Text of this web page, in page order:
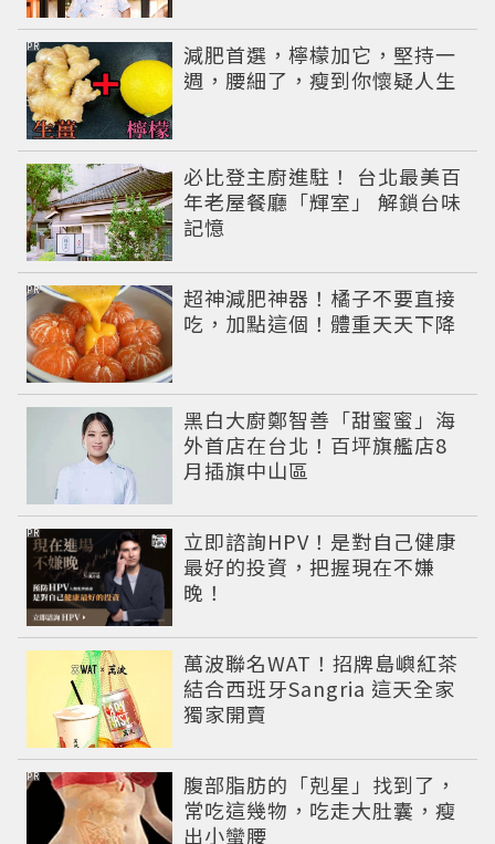
減肥首選，檸檬加它，堅持一
週，腰細了，瘦到你懷疑人生
PR
必比登主廚進駐！ 台北最美百
年老屋餐廳「輝室」 解鎖台味
記憶
超神減肥神器！橘子不要直接
吃，加點這個！體重天天下降
PR
黑白大廚鄭智善「甜蜜蜜」海
外首店在台北！百坪旗艦店8
月插旗中山區
立即諮詢HPV！是對自己健康
最好的投資，把握現在不嫌
晚！
PR
萬波聯名WAT！招牌島嶼紅茶
結合西班牙Sangria 這天全家
獨家開賣
腹部脂肪的「剋星」找到了，
常吃這幾物，吃走大肚囊，瘦
出小蠻腰
PR